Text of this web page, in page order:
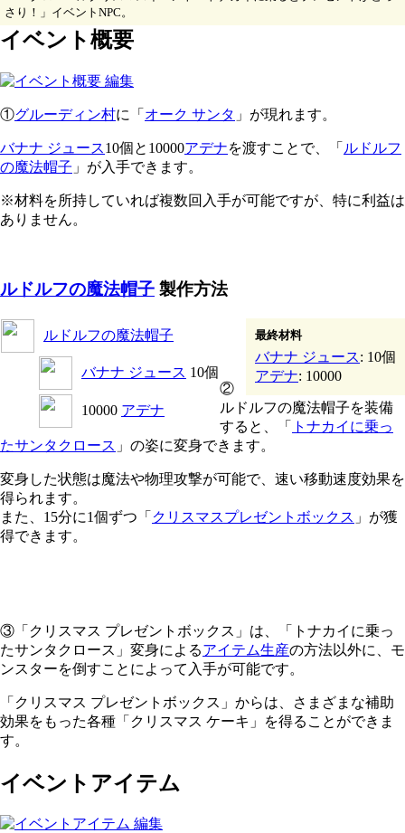
さり！」イベントNPC。
イベント概要
①グルーディン村に「 オーク サンタ 」が現れます。
バナナ ジュース10個と10000アデナを渡すことで、「 ルドルフ
の魔法帽子 」が入手できます。
※材料を所持していれば複数回入手が可能ですが、特に利益は
ありません。
ルドルフの魔法帽子 製作方法
ルドルフの魔法帽子
バナナ ジュース 10個
10000 アデナ
最終材料
バナナ ジュース: 10個
アデナ: 10000
②
ルドルフの魔法帽子を装備
すると、「
トナカイに乗っ
たサンタクロース 」の姿に変身できます。
変身した状態は魔法や物理攻撃が可能で、速い移動速度効果を
得られます。
また、15分に1個ずつ「 クリスマスプレゼントボックス 」が獲
得できます。
③「クリスマス プレゼントボックス」は、「トナカイに乗っ
たサンタクロース」変身によるアイテム生産の方法以外に、モ
ンスターを倒すことによって入手が可能です。
「クリスマス プレゼントボックス」からは、さまざまな補助
効果をもった各種「クリスマス ケーキ」を得ることができま
す。
イベントアイテム